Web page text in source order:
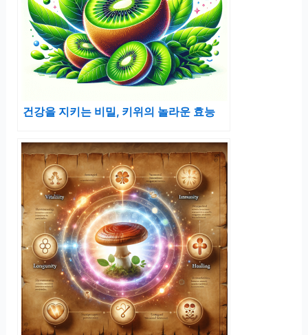
건강을 지키는 비밀, 키위의 놀라운 효능